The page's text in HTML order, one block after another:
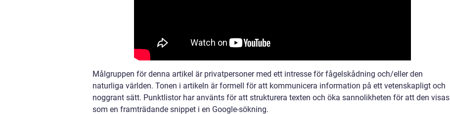
Målgruppen för denna artikel är privatpersoner med ett intresse för fågelskådning och/eller den
naturliga världen. Tonen i artikeln är formell för att kommunicera information på ett vetenskapligt och
noggrant sätt. Punktlistor har använts för att strukturera texten och öka sannolikheten för att den visas
som en framträdande snippet i en Google-sökning.